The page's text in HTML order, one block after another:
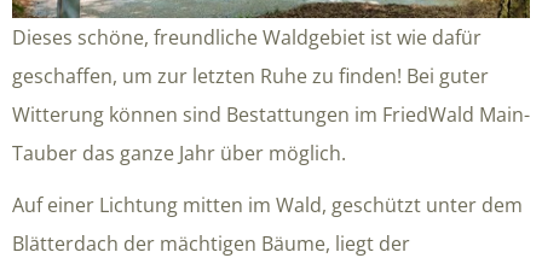
Dieses schöne, freundliche Waldgebiet ist wie dafür
geschaffen, um zur letzten Ruhe zu finden! Bei guter
Witterung können sind Bestattungen im FriedWald Main-
Tauber das ganze Jahr über möglich.
Auf einer Lichtung mitten im Wald, geschützt unter dem
Blätterdach der mächtigen Bäume, liegt der